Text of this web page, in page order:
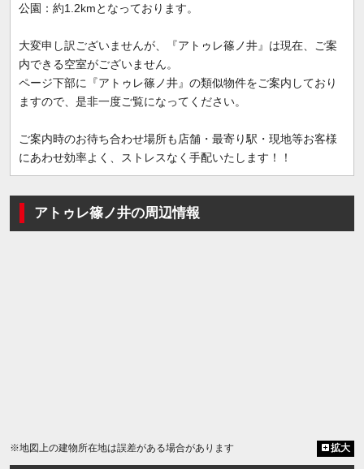
公園：約1.2kmとなっております。
大変申し訳ございませんが、『アトゥレ篠ノ井』は現在、ご案
内できる空室がございません。
ページ下部に『アトゥレ篠ノ井』の類似物件をご案内しており
ますので、是非一度ご覧になってください。
ご案内時のお待ち合わせ場所も店舗・最寄り駅・現地等お客様
にあわせ効率よく、ストレスなく手配いたします！！
アトゥレ篠ノ井の周辺情報
※地図上の建物所在地は誤差がある場合があります 拡大